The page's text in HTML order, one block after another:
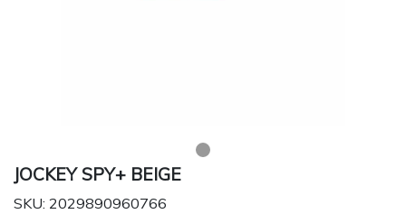
JOCKEY SPY+ BEIGE
SKU: 2029890960766